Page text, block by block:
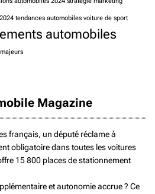
tendances automobiles voiture de sport
automobiles
Magazine
français, un député réclame à
obligatoire dans toutes les voitures
15 800 places de stationnement
et autonomie accrue ? Ce